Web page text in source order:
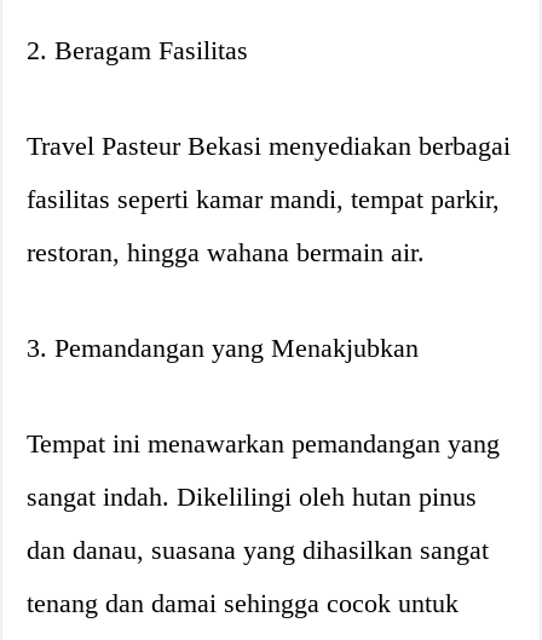
2. Beragam Fasilitas
Travel Pasteur Bekasi menyediakan berbagai
fasilitas seperti kamar mandi, tempat parkir,
restoran, hingga wahana bermain air.
3. Pemandangan yang Menakjubkan
Tempat ini menawarkan pemandangan yang
sangat indah. Dikelilingi oleh hutan pinus
dan danau, suasana yang dihasilkan sangat
tenang dan damai sehingga cocok untuk